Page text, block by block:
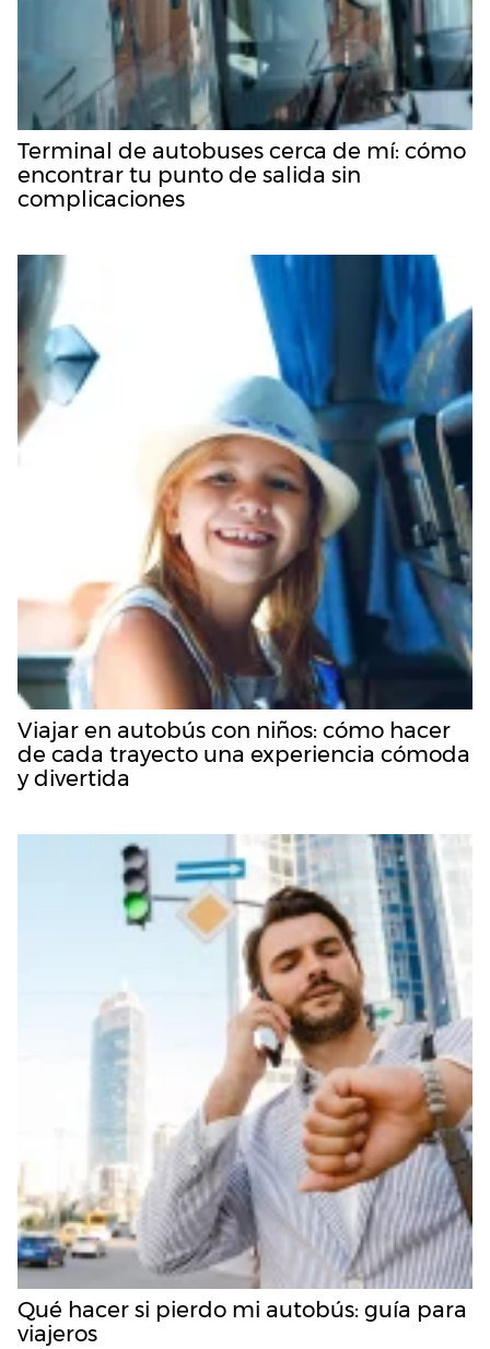
Terminal de autobuses cerca de mí: cómo
encontrar tu punto de salida sin
complicaciones
Viajar en autobús con niños: cómo hacer
de cada trayecto una experiencia cómoda
y divertida
Qué hacer si pierdo mi autobús: guía para
viajeros